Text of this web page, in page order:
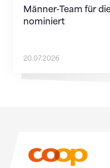
Männer-Team für
nominiert
20.07.2026